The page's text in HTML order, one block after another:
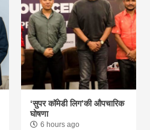
‘सुपर कॉमेडी लिग’की औपचारिक
घोषणा
6 hours ago